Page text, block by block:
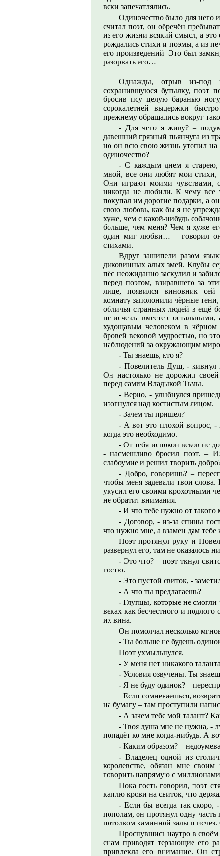
веки запечатлялись.
Одиночество было для него
считал поэт, он обречён
из его жизни всякий смысл, а
рождались стихи и поэмы, а из
его произведений. Это был
разорвать его…
Однажды, отрыв из-под
сохранившуюся бутылку, поэт
бросив псу целую баранью
сорокалетней выдержки
прежнему обращались вокруг
- Для чего я живу? –
давешний грязный пьянчуга из
но он всю свою жизнь утопил на
одиночество?
- С каждым днем я старею,
мной, все они любят мои стихи,
Они играют моими чувствами,
никогда не любили. К чему все
покупал им дорогие подарки, а
свою любовь, как бы я не
хуже, чем с какой-нибудь
больше, чем меня? Чем я хуже
один миг любви… – говорил
стихами.
Вдруг зашипели разом
диковинных алых змей. Клубы
пёс неожиданно заскулил и
перед поэтом, взиравшего за
лице, появился виновник сей
комнату заполонили чёрные
обличья странных людей в ещё
не исчезла вместе с
худощавым человеком в чёрном
бровей вековой мудростью, но
наблюдений за окружающим
- Ты знаешь, кто я?
- Повелитель Душ, - кивнул
Он настолько не дорожил
перед самим Владыкой Тьмы.
- Верно, - улыбнулся
изогнулся над костистым лицом.
- Зачем ты пришёл?
- А вот это плохой вопрос, -
когда это необходимо.
- От тебя испокон веков не
- насмешливо бросил поэт. –
слабоумие и решил творить
- Добро, говоришь? –
чтобы меня задевали твои слова.
укусил его своими крохотными
не обратит внимания.
- И что тебе нужно от такого
- Договор, - из-за спины
что нужно мне, а взамен дам тебе
Поэт протянул руку и
развернул его, там не оказалось
- Это что? – поэт ткнул
гостю.
- Это пустой свиток, -
- А что ты предлагаешь?
- Глупцы, которые не смогли
веках как бесчестного и
их вина.
Он помолчал несколько
- Ты больше не будешь
Поэт ухмыльнулся.
- У меня нет никакого
- Условия озвучены. Ты
- Я не буду одинок? –
- Если сомневаешься,
на бумагу – там проступили
- А зачем тебе мой талант?
- Твоя душа мне не нужна, -
попадёт ко мне когда-нибудь. А
- Каким образом? –
- Владелец одной из
королевстве, обязан мне
говорить напрямую с
Пока гость говорил, поэт
каплю крови на свиток, что
- Если бы всегда так скоро,
пополам, он протянул одну
потолком каминной залы и исчез.
Проснувшись наутро в
снам приводят терзающие его
привлекла его внимание. Он